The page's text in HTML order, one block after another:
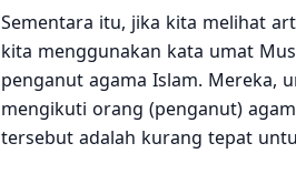
Sementara itu, jika kita melihat
kita menggunakan kata umat
penganut agama Islam. Mereka,
mengikuti orang (penganut)
tersebut adalah kurang tepat